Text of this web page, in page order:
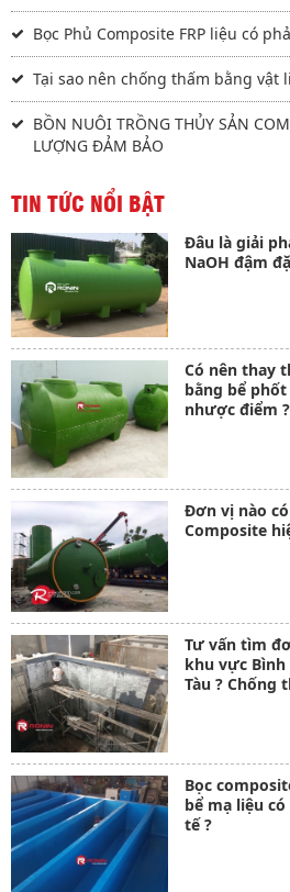
Bọc Phủ Composite FRP liệu có
Tại sao nên chống thấm bằng vật
BỒN NUÔI TRỒNG THỦY SẢN
LƯỢNG ĐẢM BẢO
TIN TỨC NỔI BẬT
Đâu là giải
NaOH đậm
Có nên thay
bằng bể
nhược điểm ?
Đơn vị nào
Composite
Tư vấn tìm
khu vực
Tàu ? Chống
Bọc
bể mạ liệu
tế ?